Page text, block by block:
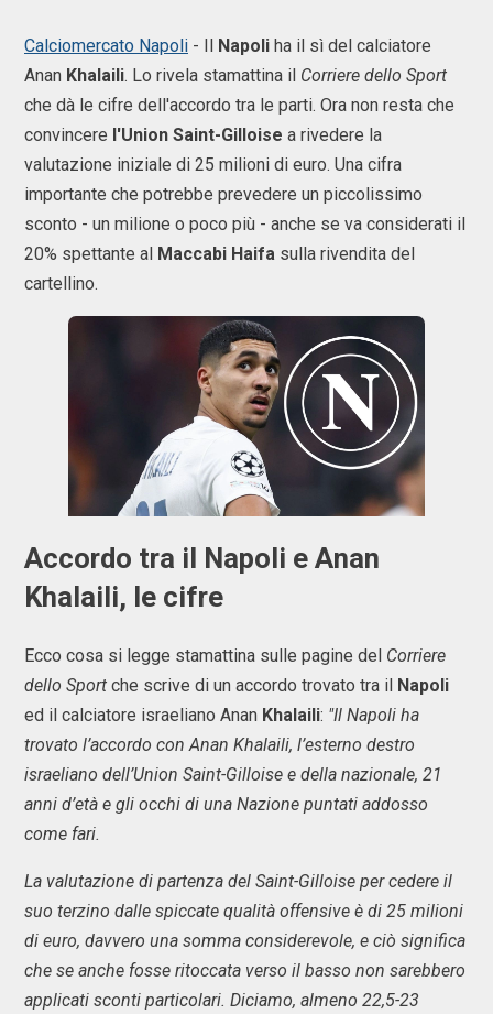
Calciomercato Napoli - Il Napoli ha il sì del calciatore
Anan Khalaili. Lo rivela stamattina il Corriere dello Sport
che dà le cifre dell'accordo tra le parti. Ora non resta che
convincere l'Union Saint-Gilloise a rivedere la
valutazione iniziale di 25 milioni di euro. Una cifra
importante che potrebbe prevedere un piccolissimo
sconto - un milione o poco più - anche se va considerati il
20% spettante al Maccabi Haifa sulla rivendita del
cartellino.
Accordo tra il Napoli e Anan
Khalaili, le cifre
Ecco cosa si legge stamattina sulle pagine del Corriere
dello Sport che scrive di un accordo trovato tra il Napoli
ed il calciatore israeliano Anan Khalaili: "Il Napoli ha
trovato l’accordo con Anan Khalaili, l’esterno destro
israeliano dell’Union Saint-Gilloise e della nazionale, 21
anni d’età e gli occhi di una Nazione puntati addosso
come fari.
La valutazione di partenza del Saint-Gilloise per cedere il
suo terzino dalle spiccate qualità offensive è di 25 milioni
di euro, davvero una somma considerevole, e ciò significa
che se anche fosse ritoccata verso il basso non sarebbero
applicati sconti particolari. Diciamo, almeno 22,5-23